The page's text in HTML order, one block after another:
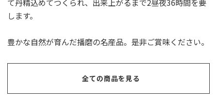
て丹精込めてつくられ、出来上がるまで2昼夜36時間を要
します。
豊かな⾃然が育んだ播磨の名産品。是⾮ご賞味ください。
全ての商品を見る